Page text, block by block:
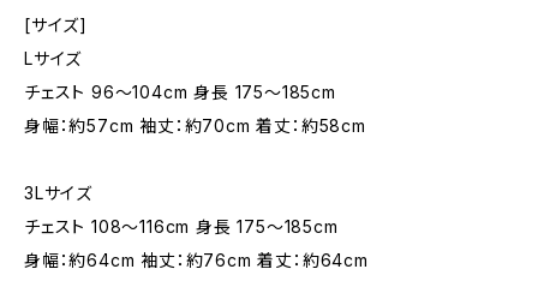
[サイズ]
Lサイズ
チェスト 96〜104cm 身長 175〜185cm
身幅：約57cm 袖丈：約70cm 着丈：約58cm
3Lサイズ
チェスト 108〜116cm 身長 175〜185cm
身幅：約64cm 袖丈：約76cm 着丈：約64cm